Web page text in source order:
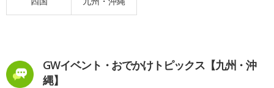
GWイベント・おでかけトピックス【九州・沖
縄】